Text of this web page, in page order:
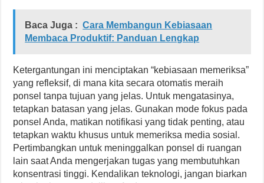
Baca Juga : Cara Membangun Kebiasaan
Membaca Produktif: Panduan Lengkap
Ketergantungan ini menciptakan “kebiasaan memeriksa”
yang refleksif, di mana kita secara otomatis meraih
ponsel tanpa tujuan yang jelas. Untuk mengatasinya,
tetapkan batasan yang jelas. Gunakan mode fokus pada
ponsel Anda, matikan notifikasi yang tidak penting, atau
tetapkan waktu khusus untuk memeriksa media sosial.
Pertimbangkan untuk meninggalkan ponsel di ruangan
lain saat Anda mengerjakan tugas yang membutuhkan
konsentrasi tinggi. Kendalikan teknologi, jangan biarkan